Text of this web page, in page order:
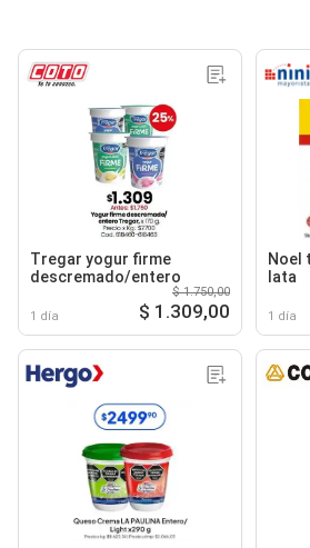
Tregar yogur firme
descremado/entero
1 día
$ 1.750,00
$ 1.309,00
Noel
lata
1 día